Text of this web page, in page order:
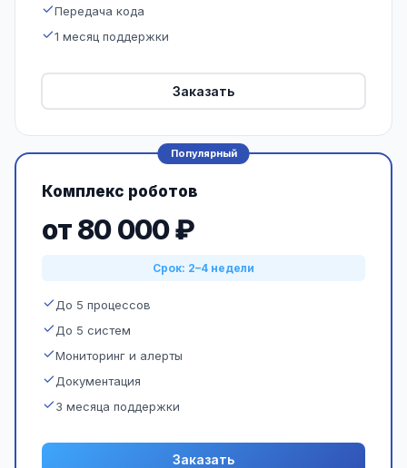
Передача кода
1 месяц поддержки
Заказать
Популярный
Комплекс роботов
от 80 000 ₽
Срок: 2–4 недели
До 5 процессов
До 5 систем
Мониторинг и алерты
Документация
3 месяца поддержки
Заказать